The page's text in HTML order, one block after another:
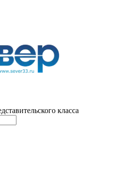
класса